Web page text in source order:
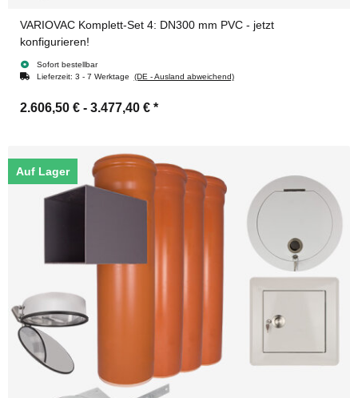
VARIOVAC Komplett-Set 4: DN300 mm PVC - jetzt
konfigurieren!
Sofort bestellbar
Lieferzeit: 3 - 7 Werktage (DE - Ausland abweichend)
2.606,50 € - 3.477,40 € *
Auf Lager